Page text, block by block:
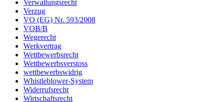
Verwaltungsrecht
Verzug
VO (EG) Nr. 593/2008
VOB/B
Wegerecht
Werkvertrag
Wettbewerbsrecht
Wettbewerbsverstoss
wettbewerbswidrig
Whistleblower-System
Widerrufsrecht
Wirtschaftsrecht